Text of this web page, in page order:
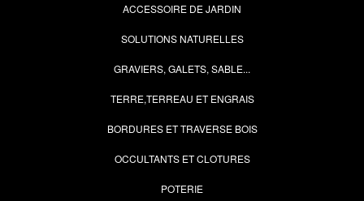
ACCESSOIRE DE JARDIN
SOLUTIONS NATURELLES
GRAVIERS, GALETS, SABLE...
TERRE,TERREAU ET ENGRAIS
BORDURES ET TRAVERSE BOIS
OCCULTANTS ET CLOTURES
POTERIE